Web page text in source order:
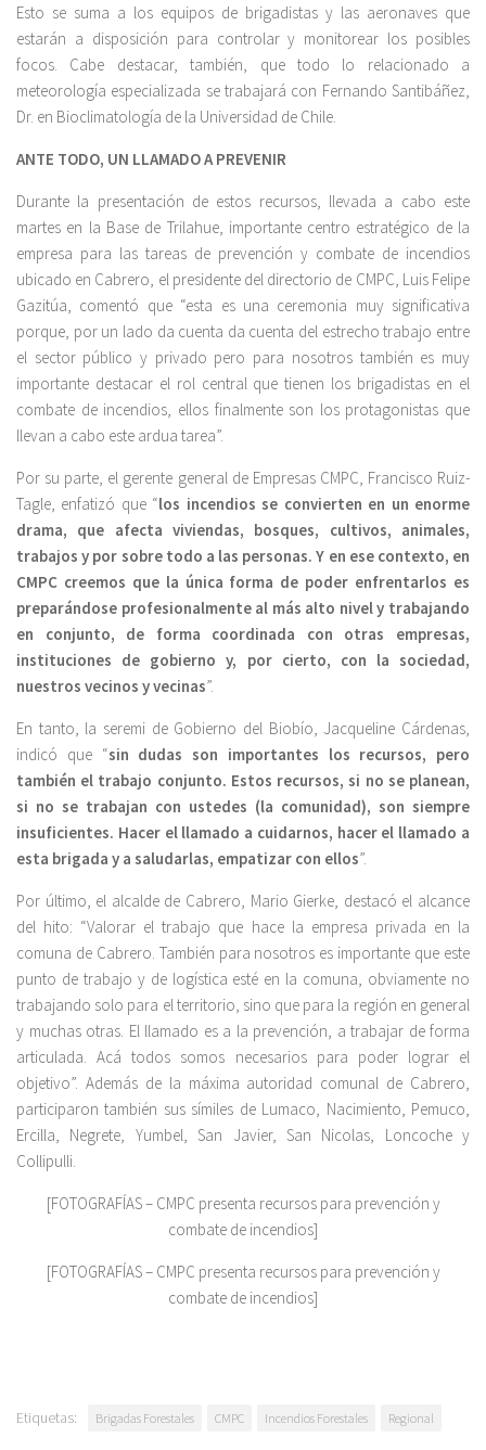
Esto se suma a los equipos de brigadistas y las aeronaves que
estarán a disposición para controlar y monitorear los posibles
focos. Cabe destacar, también, que todo lo relacionado a
meteorología especializada se trabajará con Fernando Santibáñez,
Dr. en Bioclimatología de la Universidad de Chile.
ANTE TODO, UN LLAMADO A PREVENIR
Durante la presentación de estos recursos, llevada a cabo este
martes en la Base de Trilahue, importante centro estratégico de la
empresa para las tareas de prevención y combate de incendios
ubicado en Cabrero, el presidente del directorio de CMPC, Luis Felipe
Gazitúa, comentó que “esta es una ceremonia muy significativa
porque, por un lado da cuenta da cuenta del estrecho trabajo entre
el sector público y privado pero para nosotros también es muy
importante destacar el rol central que tienen los brigadistas en el
combate de incendios, ellos finalmente son los protagonistas que
llevan a cabo este ardua tarea”.
Por su parte, el gerente general de Empresas CMPC, Francisco Ruiz-
Tagle, enfatizó que “los incendios se convierten en un enorme
drama, que afecta viviendas, bosques, cultivos, animales,
trabajos y por sobre todo a las personas. Y en ese contexto, en
CMPC creemos que la única forma de poder enfrentarlos es
preparándose profesionalmente al más alto nivel y trabajando
en conjunto, de forma coordinada con otras empresas,
instituciones de gobierno y, por cierto, con la sociedad,
nuestros vecinos y vecinas”.
En tanto, la seremi de Gobierno del Biobío, Jacqueline Cárdenas,
indicó que “sin dudas son importantes los recursos, pero
también el trabajo conjunto. Estos recursos, si no se planean,
si no se trabajan con ustedes (la comunidad), son siempre
insuficientes. Hacer el llamado a cuidarnos, hacer el llamado a
esta brigada y a saludarlas, empatizar con ellos”.
Por último, el alcalde de Cabrero, Mario Gierke, destacó el alcance
del hito: “Valorar el trabajo que hace la empresa privada en la
comuna de Cabrero. También para nosotros es importante que este
punto de trabajo y de logística esté en la comuna, obviamente no
trabajando solo para el territorio, sino que para la región en general
y muchas otras. El llamado es a la prevención, a trabajar de forma
articulada. Acá todos somos necesarios para poder lograr el
objetivo”. Además de la máxima autoridad comunal de Cabrero,
participaron también sus símiles de Lumaco, Nacimiento, Pemuco,
Ercilla, Negrete, Yumbel, San Javier, San Nicolas, Loncoche y
Collipulli.
[FOTOGRAFÍAS – CMPC presenta recursos para prevención y
combate de incendios]
[FOTOGRAFÍAS – CMPC presenta recursos para prevención y
combate de incendios]
Etiquetas: Brigadas Forestales CMPC Incendios Forestales Regional